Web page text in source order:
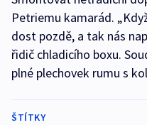
Petriemu kamarád.
dost pozdě, a tak nás
řidič chladicího boxu.
plné plechovek rumu s
ŠTÍTKY